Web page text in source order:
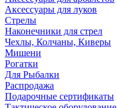
Аксессуары для луков
Стрелы
Наконечники для стрел
Чехлы, Колчаны, Киверы
Мишени
Рогатки
Для Рыбалки
Распродажа
Подарочные сертификаты